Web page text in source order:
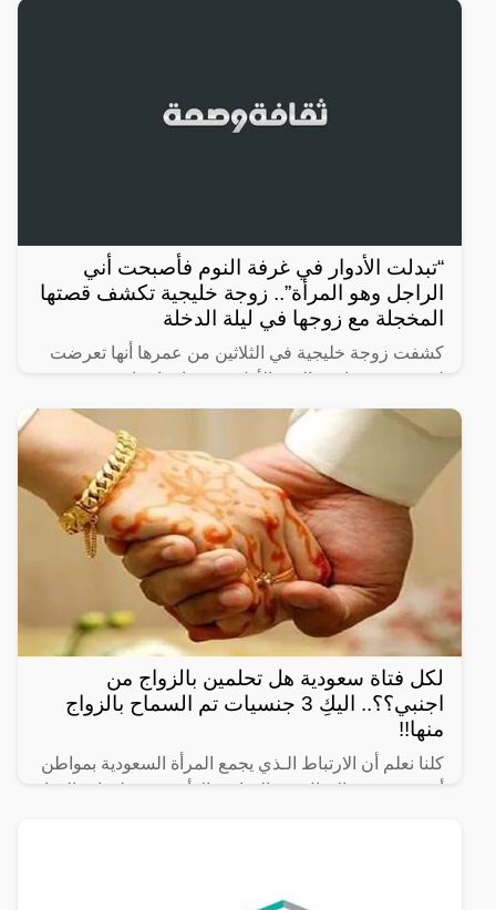
“تبدلت الأدوار في غرفة النوم فأصبحت أني
الراجل وهو المرأة”.. زوجة خليجية تكشف قصتها
المخجلة مع زوجها في ليلة الدخلة
كشفت زوجة خليجية في الثلاثين من عمرها أنها تعرضت
لصدمة عمرها في اليوم الأول من زواجها، ما يعرف ب
ليلة الدخلة، حيث اكتشفت أن زوجها “مثلي” وتبدلت
الأدوار في غرفة
لكل فتاة سعودية هل تحلمين بالزواج من
اجنبي؟؟.. اليكِ 3 جنسيات تم السماح بالزواج
منها!!
كلنا نعلم أن الارتباط الـذي يجمع المرأة السعودية بمواطن
أجنبي صعـب المنال في السابق، إلا أنه مـع تطورات الحياة